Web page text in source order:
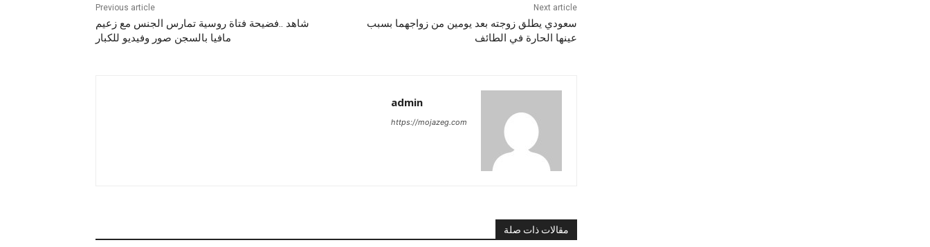
Previous article
شاهد ..فضيحة فتاة روسية تمارس الجنس مع زعيم
مافيا بالسجن صور وفيديو للكبار
Next article
سعودي يطلق زوجته بعد يومين من زواجهما بسبب
عينها الحارة في الطائف
admin
https://mojazeg.com
مقالات ذات صلة